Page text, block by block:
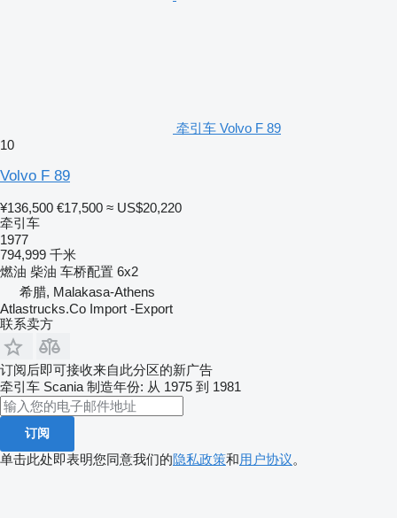
牵引车 Volvo F 89
10
Volvo F 89
¥136,500 €17,500 ≈ US$20,220
牵引车
1977
794,999 千米
燃油 柴油 车桥配置 6x2
希腊, Malakasa-Athens
Atlastrucks.Co Import -Export
联系卖方
订阅后即可接收来自此分区的新广告
牵引车 Scania 制造年份: 从 1975 到 1981
订阅
单击此处即表明您同意我们的隐私政策和用户协议。